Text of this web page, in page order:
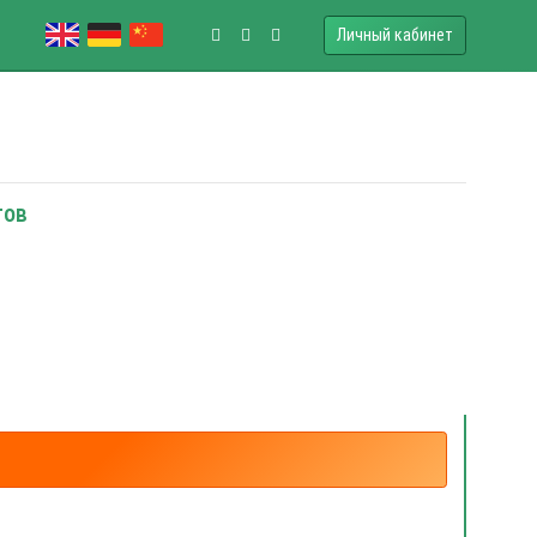
Личный кабинет